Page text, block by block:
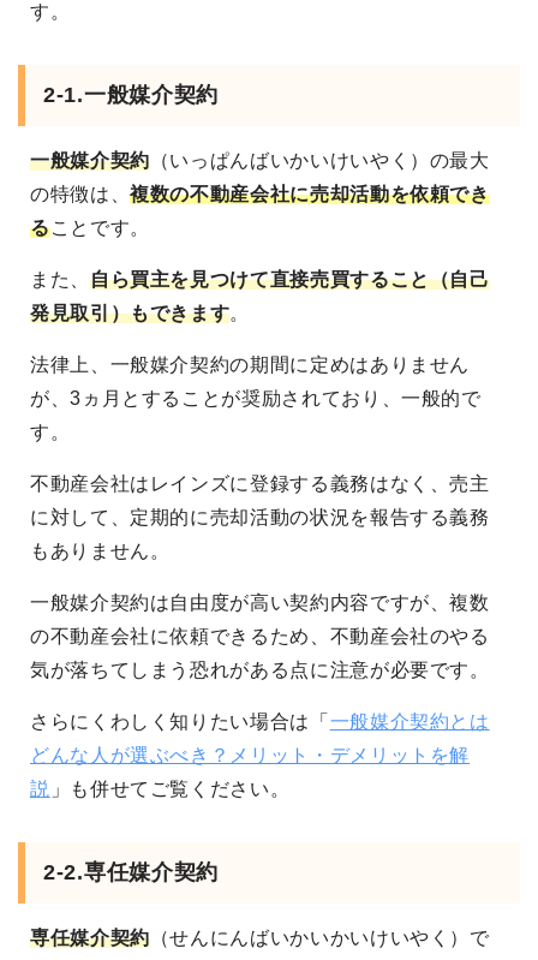
す。
2-1.一般媒介契約
一般媒介契約（いっぱんばいかいけいやく）の最大
の特徴は、複数の不動産会社に売却活動を依頼でき
ることです。
また、 自ら買主を見つけて直接売買すること（自己
発見取引）もできます。
法律上、一般媒介契約の期間に定めはありません
が、3ヵ月とすることが奨励されており、一般的で
す。
不動産会社はレインズに登録する義務はなく、売主
に対して、定期的に売却活動の状況を報告する義務
もありません。
一般媒介契約は自由度が高い契約内容ですが、複数
の不動産会社に依頼できるため、不動産会社のやる
気が落ちてしまう恐れがある点に注意が必要です。
さらにくわしく知りたい場合は「 一般媒介契約とは
どんな人が選ぶべき？メリット・デメリットを解
説 」も併せてご覧ください。
2-2.専任媒介契約
専任媒介契約（せんにんばいかいかいけいやく）で